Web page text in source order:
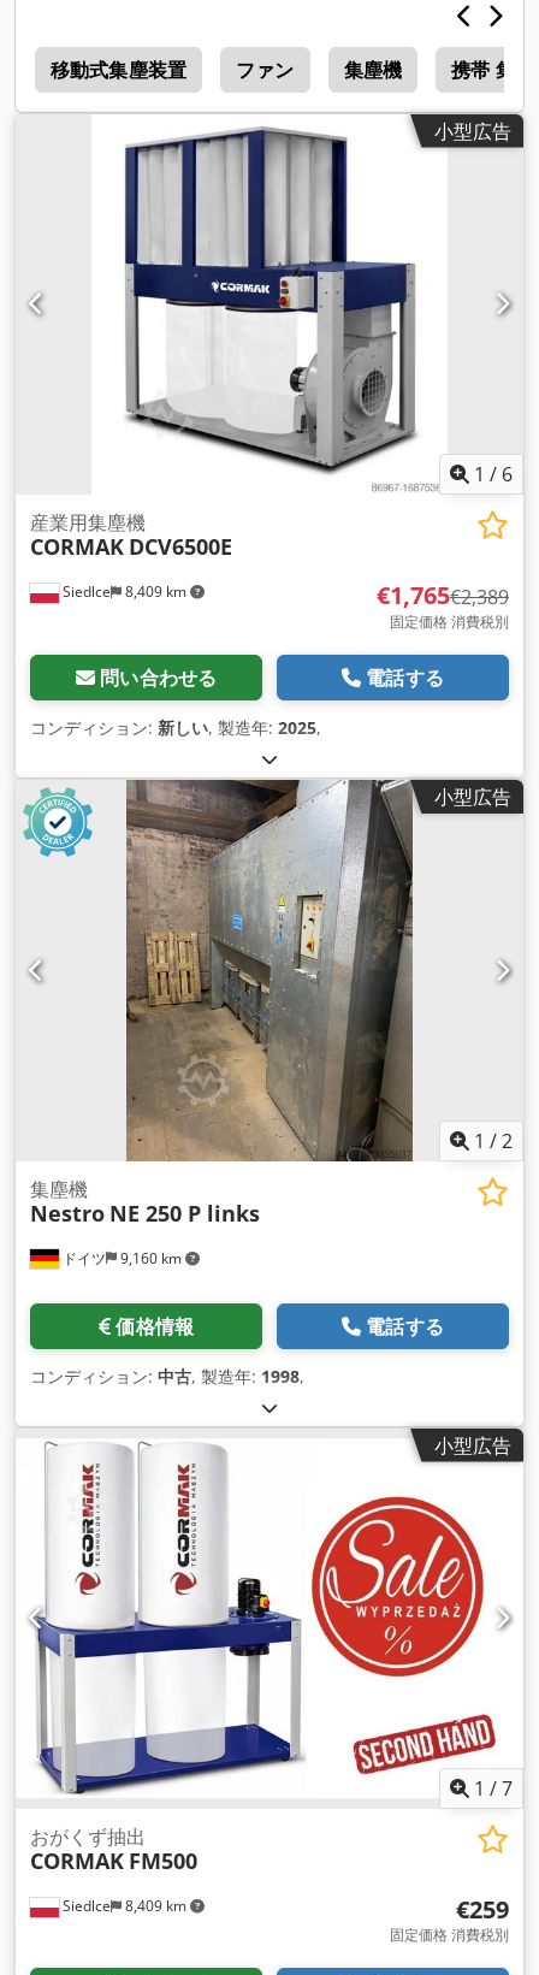
移動式集塵装置 ファン 集塵機 携帯 集塵
小型広告
1 / 6
Siedlce 8,409 km
産業用集塵機
CORMAK DCV6500E
€1,765€2,389
固定価格 消費税別
問い合わせる 電話する
コンディション: 新しい, 製造年: 2025,
小型広告
1 /2
ドイツ 9,160 km
集塵機
Nestro NE 250 P links
価格情報 電話する
コンディション: 中古, 製造年: 1998,
小型広告
1 /7
Siedlce 8,409 km
おがくず抽出
CORMAK FM500
€259
固定価格 消費税別